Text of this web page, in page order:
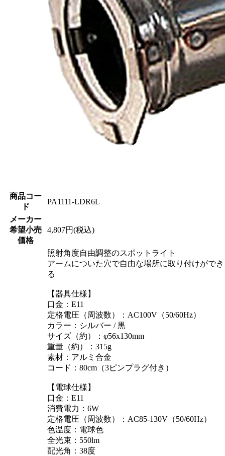
商品コー
ド
PA1111-LDR6L
メーカー
希望小売
価格
4,807円(税込)
照射角度自由調整のスポットライト
アームについた穴で自由な場所に取り付けができ
る
【器具仕様】
口金：E11
定格電圧（周波数）：AC100V（50/60Hz）
カラー：シルバー / 黒
サイズ（約）：φ56x130mm
重量（約）：315g
素材：アルミ合金
コード：80cm（3ピンプラグ付き）
【電球仕様】
口金：E11
消費電力：6W
定格電圧（周波数）：AC85-130V（50/60Hz）
色温度：電球色
全光束：550lm
配光角：38度